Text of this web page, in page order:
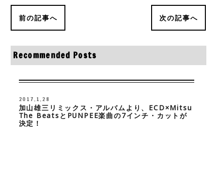
前の記事へ 次の記事へ
Recommended Posts
2017.1.28
加山雄三リミックス・アルバムより、ECD×Mitsu
The BeatsとPUNPEE楽曲の7インチ・カットが
決定！